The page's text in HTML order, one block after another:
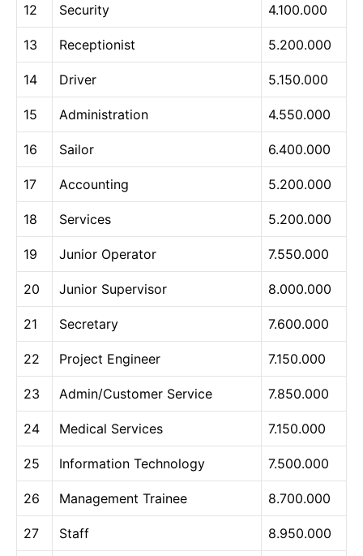
12 Security 4.100.000
13 Receptionist 5.200.000
14 Driver 5.150.000
15 Administration 4.550.000
16 Sailor 6.400.000
17 Accounting 5.200.000
18 Services 5.200.000
19 Junior Operator 7.550.000
20 Junior Supervisor 8.000.000
21 Secretary 7.600.000
22 Project Engineer 7.150.000
23 Admin/Customer Service 7.850.000
24 Medical Services 7.150.000
25 Information Technology 7.500.000
26 Management Trainee 8.700.000
27 Staff 8.950.000